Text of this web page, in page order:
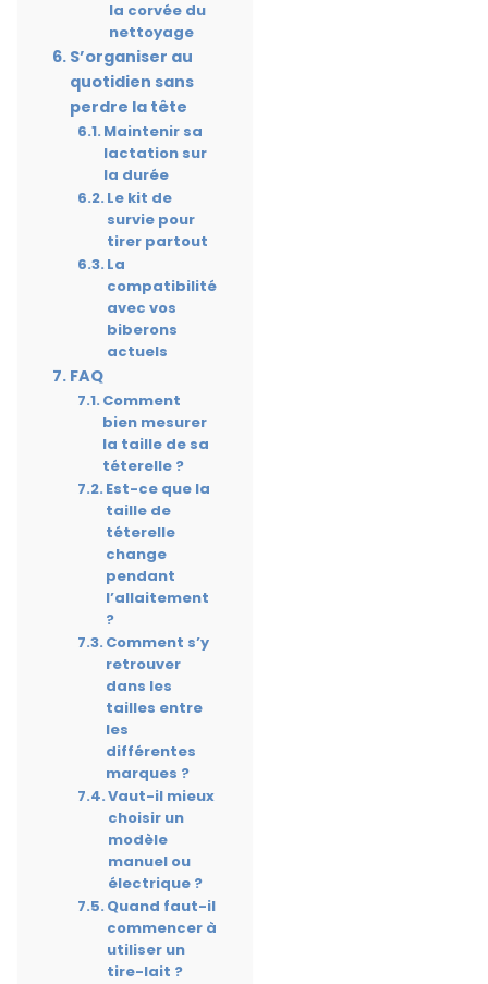
la corvée du
nettoyage
S’organiser au
quotidien sans
perdre la tête
Maintenir sa
lactation sur
la durée
Le kit de
survie pour
tirer partout
La
compatibilité
avec vos
biberons
actuels
FAQ
Comment
bien mesurer
la taille de sa
téterelle ?
Est-ce que la
taille de
téterelle
change
pendant
l’allaitement
?
Comment s’y
retrouver
dans les
tailles entre
les
différentes
marques ?
Vaut-il mieux
choisir un
modèle
manuel ou
électrique ?
Quand faut-il
commencer à
utiliser un
tire-lait ?